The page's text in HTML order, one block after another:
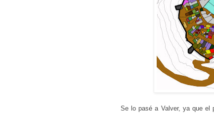
Se lo pasé a Valver, ya que el